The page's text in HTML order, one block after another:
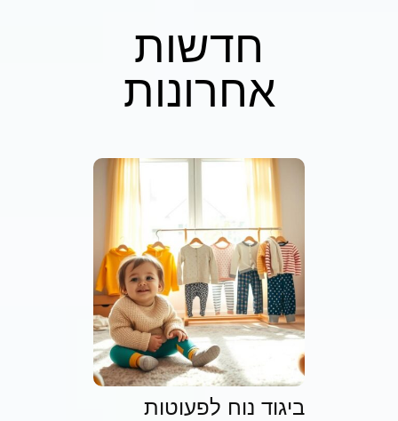
חדשות
אחרונות
ביגוד נוח לפעוטות